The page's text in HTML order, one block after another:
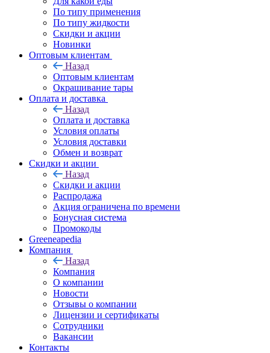
По типу применения
По типу жидкости
Скидки и акции
Новинки
Оптовым клиентам
Назад
Оптовым клиентам
Окрашивание тары
Оплата и доставка
Назад
Оплата и доставка
Условия оплаты
Условия доставки
Обмен и возврат
Скидки и акции
Назад
Скидки и акции
Распродажа
Акция ограничена по времени
Бонусная система
Промокоды
Greeneapedia
Компания
Назад
Компания
О компании
Новости
Отзывы о компании
Лицензии и сертификаты
Сотрудники
Вакансии
Контакты